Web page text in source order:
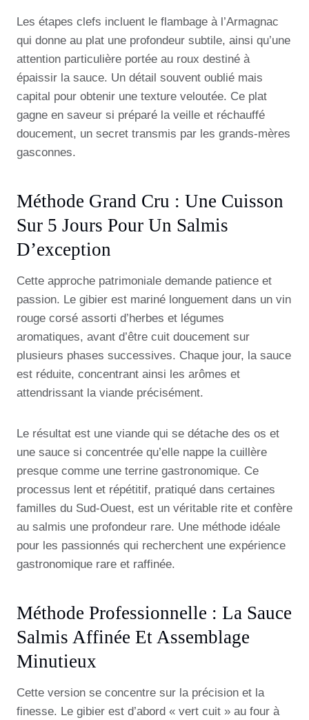
Les étapes clefs incluent le flambage à l’Armagnac
qui donne au plat une profondeur subtile, ainsi qu’une
attention particulière portée au roux destiné à
épaissir la sauce. Un détail souvent oublié mais
capital pour obtenir une texture veloutée. Ce plat
gagne en saveur si préparé la veille et réchauffé
doucement, un secret transmis par les grands-mères
gasconnes.
Méthode Grand Cru : Une Cuisson
Sur 5 Jours Pour Un Salmis
D’exception
Cette approche patrimoniale demande patience et
passion. Le gibier est mariné longuement dans un vin
rouge corsé assorti d’herbes et légumes
aromatiques, avant d’être cuit doucement sur
plusieurs phases successives. Chaque jour, la sauce
est réduite, concentrant ainsi les arômes et
attendrissant la viande précisément.
Le résultat est une viande qui se détache des os et
une sauce si concentrée qu’elle nappe la cuillère
presque comme une terrine gastronomique. Ce
processus lent et répétitif, pratiqué dans certaines
familles du Sud-Ouest, est un véritable rite et confère
au salmis une profondeur rare. Une méthode idéale
pour les passionnés qui recherchent une expérience
gastronomique rare et raffinée.
Méthode Professionnelle : La Sauce
Salmis Affinée Et Assemblage
Minutieux
Cette version se concentre sur la précision et la
finesse. Le gibier est d’abord « vert cuit » au four à